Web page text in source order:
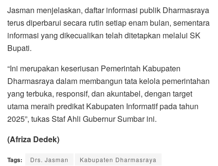
Jasman menjelaskan, daftar informasi publik Dharmasraya
terus diperbarui secara rutin setiap enam bulan, sementara
informasi yang dikecualikan telah ditetapkan melalui SK
Bupati.
“Ini merupakan keseriusan Pemerintah Kabupaten
Dharmasraya dalam membangun tata kelola pemerintahan
yang terbuka, responsif, dan akuntabel, dengan target
utama meraih predikat Kabupaten Informatif pada tahun
2025”, tukas Staf Ahli Gubernur Sumbar ini.
(Afriza Dedek)
Tags: Drs. Jasman
Kabupaten Dharmasraya